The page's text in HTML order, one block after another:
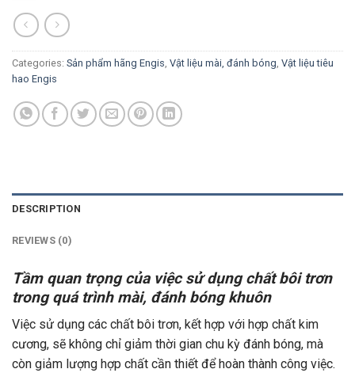
Categories: Sản phẩm hãng Engis Vật liệu mài, đánh bóng Vật liệu tiêu
hao Engis
DESCRIPTION
REVIEWS (0)
Tầm quan trọng của việc sử dụng chất bôi trơn
trong quá trình mài, đánh bóng khuôn
Việc sử dụng các chất bôi trơn, kết hợp với hợp chất kim
cương, sẽ không chỉ giảm thời gian chu kỳ đánh bóng, mà
còn giảm lượng hợp chất cần thiết để hoàn thành công việc.